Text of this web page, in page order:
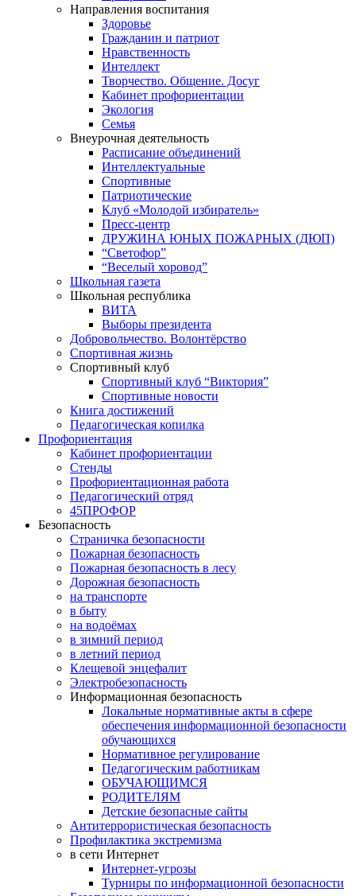
Направления воспитания
Здоровье
Гражданин и патриот
Нравственность
Интеллект
Творчество. Общение. Досуг
Кабинет профориентации
Экология
Семья
Внеурочная деятельность
Расписание объединений
Интеллектуальные
Спортивные
Патриотические
Клуб «Молодой избиратель»
Пресс-центр
ДРУЖИНА ЮНЫХ ПОЖАРНЫХ (ДЮП)
“Светофор”
“Веселый хоровод”
Школьная газета
Школьная республика
ВИТА
Выборы президента
Добровольчество. Волонтёрство
Спортивная жизнь
Спортивный клуб
Спортивный клуб “Виктория”
Спортивные новости
Книга достижений
Педагогическая копилка
Профориентация
Кабинет профориентации
Стенды
Профориентационная работа
Педагогический отряд
45ПРОФОР
Безопасность
Страничка безопасности
Пожарная безопасность
Пожарная безопасность в лесу
Дорожная безопасность
на транспорте
в быту
на водоёмах
в зимний период
в летний период
Клещевой энцефалит
Электробезопасность
Информационная безопасность
Локальные нормативные акты в сфере
обеспечения информационной безопасности
обучающихся
Нормативное регулирование
Педагогическим работникам
ОБУЧАЮЩИМСЯ
РОДИТЕЛЯМ
Детские безопасные сайты
Антитеррористическая безопасность
Профилактика экстремизма
в сети Интернет
Интернет-угрозы
Турниры по информационной безопасности